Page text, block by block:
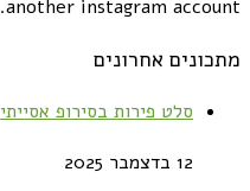
another instagram account.
מתכונים אחרונים
סלט פירות בסירופ אסייתי
12 בדצמבר 2025